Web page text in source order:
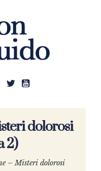
dolorosi
2)
– Misteri dolorosi